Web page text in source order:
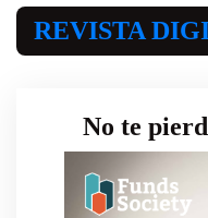
REVISTA
No te